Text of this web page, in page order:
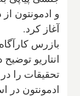
آغاز کرد.
بازرس
انتاریو
تحقیقات را
ادمونتون در